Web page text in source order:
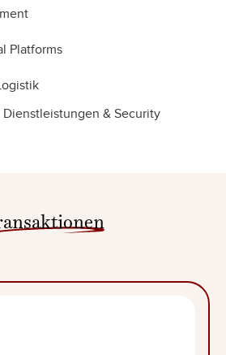
Platforms
& Security